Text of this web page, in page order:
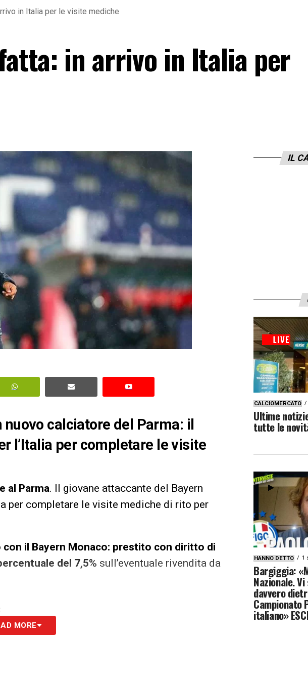
in Italia per le visite mediche
in arrivo in Italia per
calciatore del Parma: il
l’Italia per completare le visite
al Parma. Il giovane attaccante del Bayern
per completare le visite mediche di rito per
il Bayern Monaco: prestito con diritto di
del 7,5% sull’eventuale rivendita da
MORE
IL
CALCIOMERCATO
Ultime
tutte le
HANNO DETTO 1
Bargiggia:
Nazionale.
davvero
Campionato
italiano»